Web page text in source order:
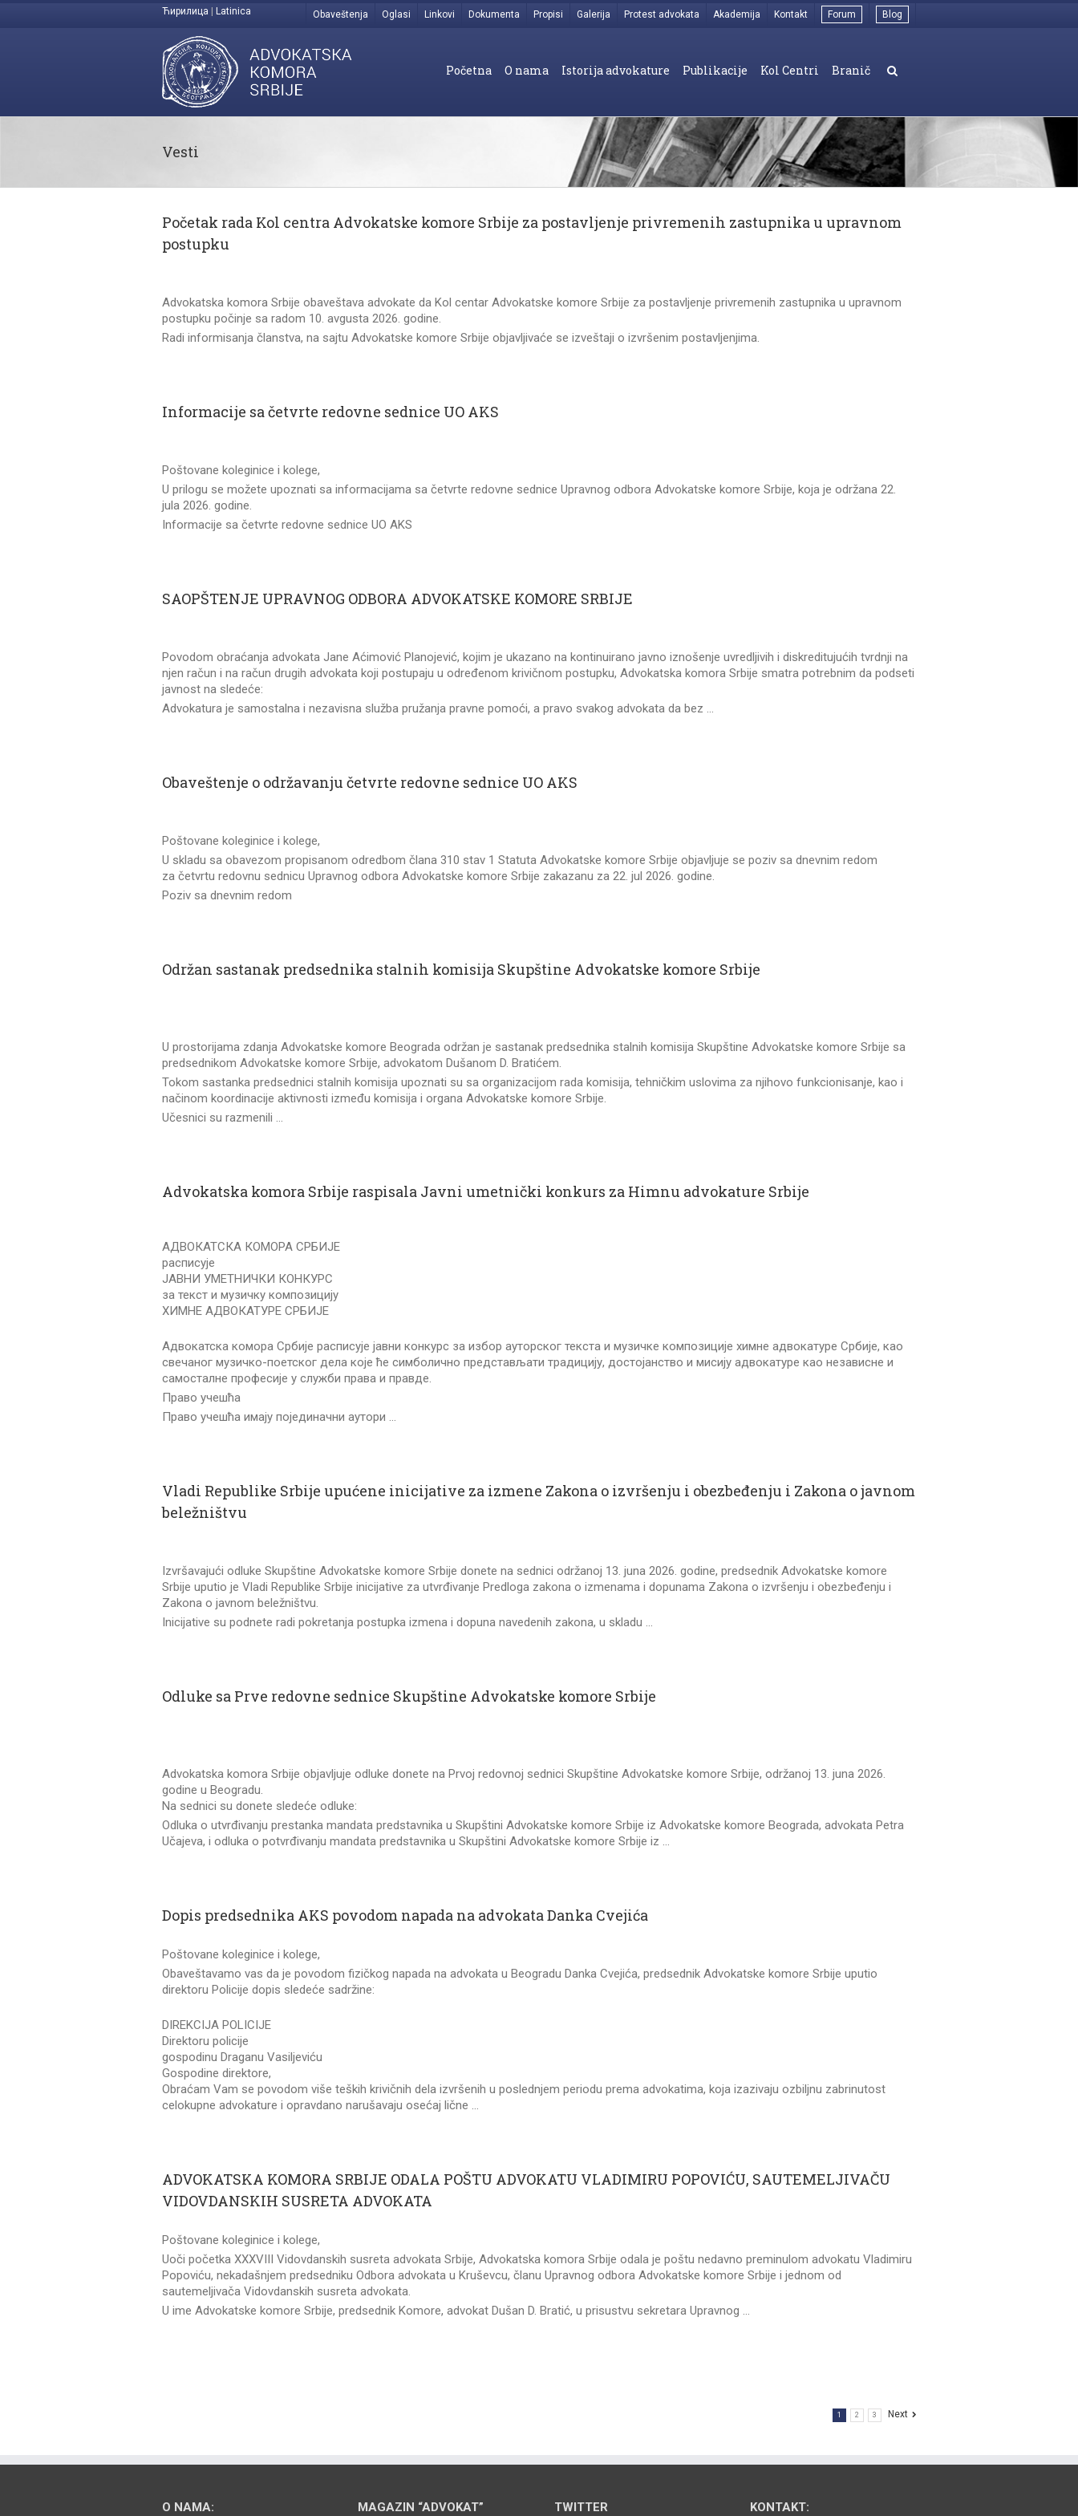
Ћирилица Latinica Obaveštenja Oglasi Linkovi Dokumenta Propisi Galerija Protest advokata Akademija Kontakt Forum Blog
Početna O nama Istorija advokature Publikacije Kol Centri Branič
Vesti
Početak rada Kol centra Advokatske komore Srbije za postavljenje privremenih zastupnika u upravnom
postupku
Advokatska komora Srbije obaveštava advokate da Kol centar Advokatske komore Srbije za postavljenje privremenih zastupnika u upravnom
postupku počinje sa radom 10. avgusta 2026. godine.
Radi informisanja članstva, na sajtu Advokatske komore Srbije objavljivaće se izveštaji o izvršenim postavljenjima.
Informacije sa četvrte redovne sednice UO AKS
Poštovane koleginice i kolege,
U prilogu se možete upoznati sa informacijama sa četvrte redovne sednice Upravnog odbora Advokatske komore Srbije, koja je održana 22.
jula 2026. godine.
Informacije sa četvrte redovne sednice UO AKS
SAOPŠTENJE UPRAVNOG ODBORA ADVOKATSKE KOMORE SRBIJE
Povodom obraćanja advokata Jane Aćimović Planojević, kojim je ukazano na kontinuirano javno iznošenje uvredljivih i diskreditujućih tvrdnji na
njen račun i na račun drugih advokata koji postupaju u određenom krivičnom postupku, Advokatska komora Srbije smatra potrebnim da podseti
javnost na sledeće:
Advokatura je samostalna i nezavisna služba pružanja pravne pomoći, a pravo svakog advokata da bez …
Obaveštenje o održavanju četvrte redovne sednice UO AKS
Poštovane koleginice i kolege,
U skladu sa obavezom propisanom odredbom člana 310 stav 1 Statuta Advokatske komore Srbije objavljuje se poziv sa dnevnim redom
za četvrtu redovnu sednicu Upravnog odbora Advokatske komore Srbije zakazanu za 22. jul 2026. godine.
Poziv sa dnevnim redom
Održan sastanak predsednika stalnih komisija Skupštine Advokatske komore Srbije
U prostorijama zdanja Advokatske komore Beograda održan je sastanak predsednika stalnih komisija Skupštine Advokatske komore Srbije sa
predsednikom Advokatske komore Srbije, advokatom Dušanom D. Bratićem.
Tokom sastanka predsednici stalnih komisija upoznati su sa organizacijom rada komisija, tehničkim uslovima za njihovo funkcionisanje, kao i
načinom koordinacije aktivnosti između komisija i organa Advokatske komore Srbije.
Učesnici su razmenili …
Advokatska komora Srbije raspisala Javni umetnički konkurs za Himnu advokature Srbije
АДВОКАТСКА КОМОРА СРБИЈЕ
расписује
ЈАВНИ УМЕТНИЧКИ КОНКУРС
за текст и музичку композицију
ХИМНЕ АДВОКАТУРЕ СРБИЈЕ
Адвокатска комора Србије расписује јавни конкурс за избор ауторског текста и музичке композиције химне адвокатуре Србије, као
свечаног музичко-поетског дела које ће симболично представљати традицију, достојанство и мисију адвокатуре као независне и
самосталне професије у служби права и правде.
Право учешћа
Право учешћа имају појединачни аутори …
Vladi Republike Srbije upućene inicijative za izmene Zakona o izvršenju i obezbeđenju i Zakona o javnom
beležništvu
Izvršavajući odluke Skupštine Advokatske komore Srbije donete na sednici održanoj 13. juna 2026. godine, predsednik Advokatske komore
Srbije uputio je Vladi Republike Srbije inicijative za utvrđivanje Predloga zakona o izmenama i dopunama Zakona o izvršenju i obezbeđenju i
Zakona o javnom beležništvu.
Inicijative su podnete radi pokretanja postupka izmena i dopuna navedenih zakona, u skladu …
Odluke sa Prve redovne sednice Skupštine Advokatske komore Srbije
Advokatska komora Srbije objavljuje odluke donete na Prvoj redovnoj sednici Skupštine Advokatske komore Srbije, održanoj 13. juna 2026.
godine u Beogradu.
Na sednici su donete sledeće odluke:
Odluka o utvrđivanju prestanka mandata predstavnika u Skupštini Advokatske komore Srbije iz Advokatske komore Beograda, advokata Petra
Učajeva, i odluka o potvrđivanju mandata predstavnika u Skupštini Advokatske komore Srbije iz …
Dopis predsednika AKS povodom napada na advokata Danka Cvejića
Poštovane koleginice i kolege,
Obaveštavamo vas da je povodom fizičkog napada na advokata u Beogradu Danka Cvejića, predsednik Advokatske komore Srbije uputio
direktoru Policije dopis sledeće sadržine:
DIREKCIJA POLICIJE
Direktoru policije
gospodinu Draganu Vasiljeviću
Gospodine direktore,
Obraćam Vam se povodom više teških krivičnih dela izvršenih u poslednjem periodu prema advokatima, koja izazivaju ozbiljnu zabrinutost
celokupne advokature i opravdano narušavaju osećaj lične …
ADVOKATSKA KOMORA SRBIJE ODALA POŠTU ADVOKATU VLADIMIRU POPOVIĆU, SAUTEMELJIVAČU
VIDOVDANSKIH SUSRETA ADVOKATA
Poštovane koleginice i kolege,
Uoči početka XXXVIII Vidovdanskih susreta advokata Srbije, Advokatska komora Srbije odala je poštu nedavno preminulom advokatu Vladimiru
Popoviću, nekadašnjem predsedniku Odbora advokata u Kruševcu, članu Upravnog odbora Advokatske komore Srbije i jednom od
sautemeljivača Vidovdanskih susreta advokata.
U ime Advokatske komore Srbije, predsednik Komore, advokat Dušan D. Bratić, u prisustvu sekretara Upravnog …
1 2 3 Next
O NAMA: MAGAZIN “ADVOKAT” TWITTER KONTAKT: